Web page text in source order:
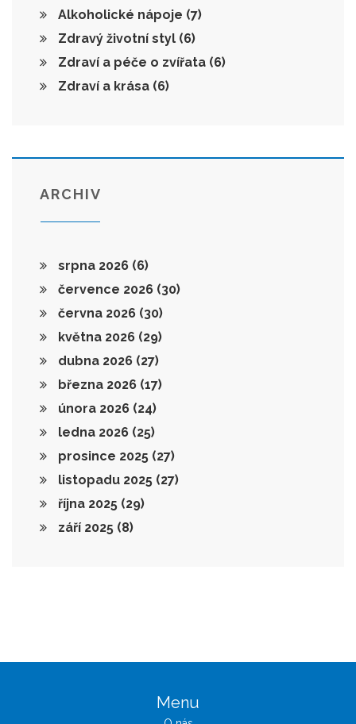
Alkoholické nápoje (7)
Zdravý životní styl (6)
Zdraví a péče o zvířata (6)
Zdraví a krása (6)
ARCHIV
srpna 2026 (6)
července 2026 (30)
června 2026 (30)
května 2026 (29)
dubna 2026 (27)
března 2026 (17)
února 2026 (24)
ledna 2026 (25)
prosince 2025 (27)
listopadu 2025 (27)
října 2025 (29)
září 2025 (8)
Menu